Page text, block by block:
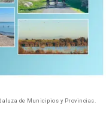
de Municipios y Provincias.